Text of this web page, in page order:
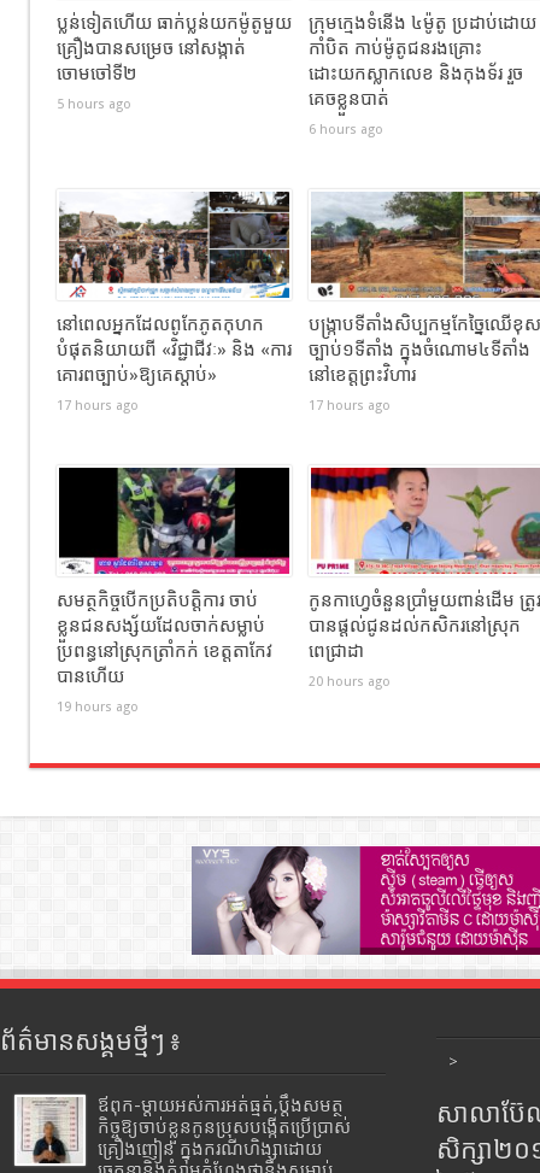
ប្លន់ទៀតហើយ ធាក់ប្លន់យកម៉ូតូមួយ
គ្រឿងបានសម្រេច នៅសង្កាត់
ចោមចៅទី២
5 hours ago
ក្រុមក្មេងទំនើង ៤ម៉ូតូ ប្រដាប់ដោយ
កាំបិត កាប់ម៉ូតូជនរងគ្រោះ
ដោះយកស្លាកលេខ និងកុងទ័រ រួច
គេចខ្លួនបាត់
6 hours ago
នៅពេលអ្នកដែលពូកែភូតកុហក
បំផុតនិយាយពី «វិជ្ជាជីវៈ» និង «ការ
គោរពច្បាប់»ឱ្យគេស្តាប់»
17 hours ago
បង្រ្កាបទីតាំងសិប្បកម្មកែច្នៃឈើខុស
ច្បាប់១ទីតាំង ក្នុងចំណោម៤ទីតាំង
នៅខេត្តព្រះវិហារ
17 hours ago
សមត្ថកិច្ចបើកប្រតិបត្តិការ ចាប់
ខ្លួនជនសង្ស័យដែលចាក់សម្លាប់
ប្រពន្ធនៅស្រុកត្រាំកក់ ខេត្តតាកែវ
បានហេីយ
19 hours ago
កូនកាហ្វេចំនួនប្រាំមួយពាន់ដើម ត្រូ
បានផ្តល់ជូនដល់កសិករនៅស្រុក
ពេជ្រាដា
20 hours ago
ព័ត៌មានសង្គមថ្មីៗ ៖
ឪពុក-ម្ដាយអស់ការអត់ធ្មត់,ប្ដឹងសមត្ថ
កិច្ចឱ្យចាប់ខ្លួនកូនប្រុសបង្កើតប្រើប្រាស់
គ្រឿងញៀន ក្នុងករណីហិង្សាដោយ
>
សាលាប៊ែ
សិក្សា២